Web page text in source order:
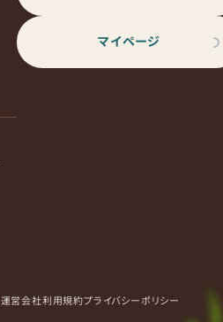
マイページ
運営会社利用規約プライバシーポリシー